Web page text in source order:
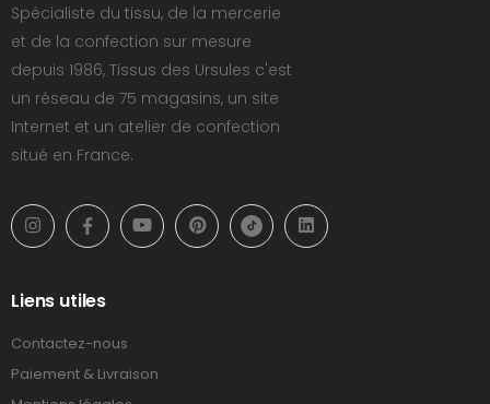
Spécialiste du tissu, de la mercerie
et de la confection sur mesure
depuis 1986, Tissus des Ursules c'est
un réseau de 75 magasins, un site
Internet et un atelier de confection
situé en France.
Liens utiles
Contactez-nous
Paiement & Livraison